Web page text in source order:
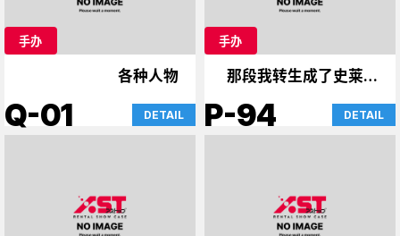
手办
各种人物
Q-01 DETAIL
手办
那段我转生成了史莱姆
的时光
P-94 DETAIL